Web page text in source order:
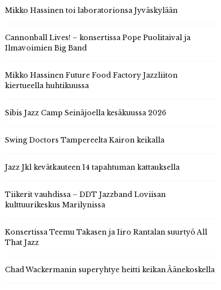
Mikko Hassinen toi laboratorionsa Jyväskylään
Cannonball Lives! – konsertissa Pope Puolitaival ja
Ilmavoimien Big Band
Mikko Hassinen Future Food Factory Jazzliiton
kiertueella huhtikuussa
Sibis Jazz Camp Seinäjoella kesäkuussa 2026
Swing Doctors Tampereelta Kairon keikalla
Jazz Jkl kevätkauteen 14 tapahtuman kattauksella
Tiikerit vauhdissa – DDT Jazzband Loviisan
kulttuurikeskus Marilynissa
Konsertissa Teemu Takasen ja Iiro Rantalan suurtyö All
That Jazz
Chad Wackermanin superyhtye heitti keikan Äänekoskella